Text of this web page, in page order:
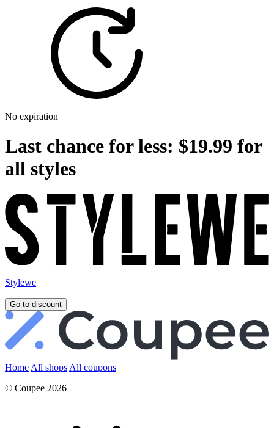
No expiration
Last chance for less: $19.99 for
all styles
Stylewe
Go to discount
HomeAll shopsAll coupons
© Coupee 2026